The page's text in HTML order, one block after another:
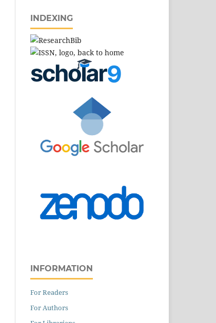
INDEXING
INFORMATION
For Readers
For Authors